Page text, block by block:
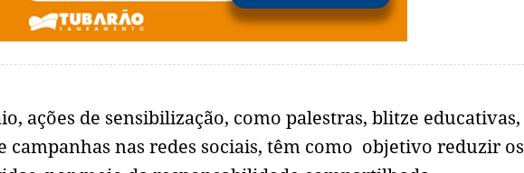
ações de sensibilização, como palestras, blitze educativas,
campanhas nas redes sociais, têm como objetivo reduzir os